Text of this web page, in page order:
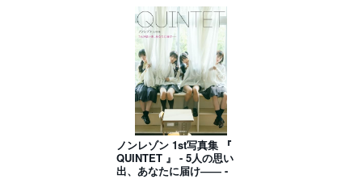
ノンレゾン 1st写真集 『
QUINTET 』 - 5人の思い
出、あなたに届け―― -